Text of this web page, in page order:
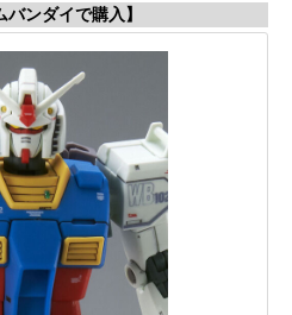
バンダイで購入】